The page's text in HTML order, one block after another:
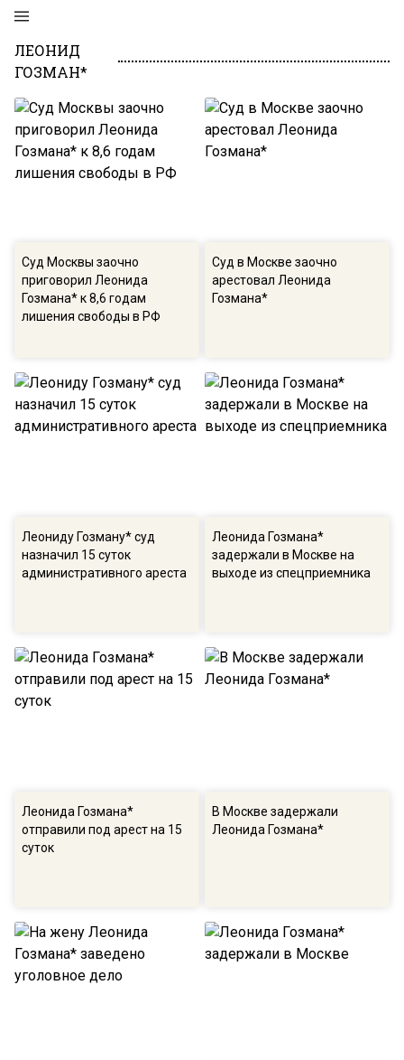
ЛЕОНИД
ГОЗМАН*
Суд Москвы заочно
приговорил Леонида
Гозмана* к 8,6 годам
лишения свободы в РФ
Суд в Москве заочно
арестовал Леонида
Гозмана*
Леониду Гозману* суд
назначил 15 суток
административного ареста
Леонида Гозмана*
задержали в Москве на
выходе из спецприемника
Леонида Гозмана*
отправили под арест на 15
суток
В Москве задержали
Леонида Гозмана*